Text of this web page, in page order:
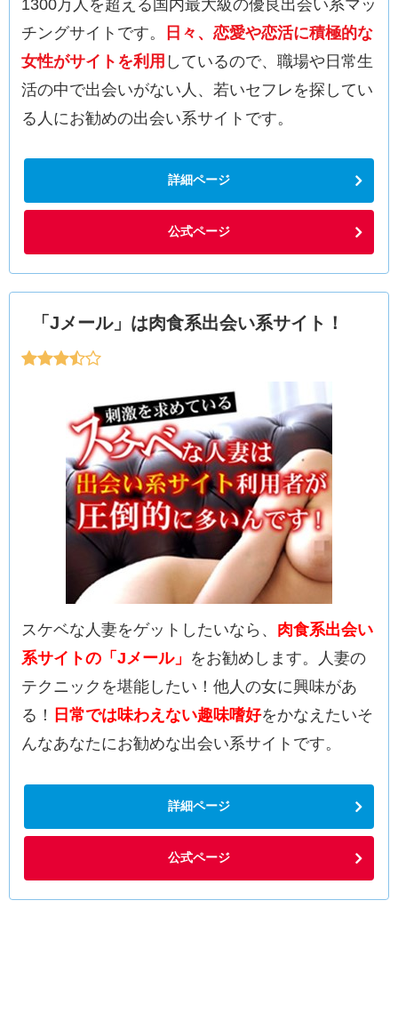
1300万人を超える国内最大級の優良出会い系マッ
チングサイトです。
日々、恋愛や恋活に積極的な
女性がサイトを利用 しているので、職場や日常生
活の中で出会いがない人、若いセフレを探してい
る人にお勧めの出会い系サイトです。
詳細ページ
公式ページ
「Jメール」は肉食系出会い系サイト！
スケベな人妻をゲットしたいなら、 肉食系出会い
系サイトの「Jメール」 をお勧めします。人妻の
テクニックを堪能したい！他人の女に興味があ
る！ 日常では味わえない趣味嗜好をかなえたいそ
んなあなたにお勧めな出会い系サイトです。
詳細ページ
公式ページ